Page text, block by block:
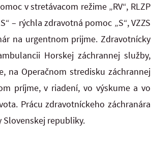
v stretávacom režime „RV“, RLZP
– rýchla zdravotná pomoc „S“, VZZS
na urgentnom prijme. Zdravotnícky
Horskej záchrannej služby,
na Operačnom stredisku záchrannej
príjme, v riadení, vo výskume a vo
Prácu zdravotníckeho záchranára
republiky.